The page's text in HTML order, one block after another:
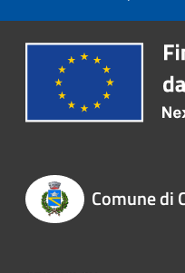
Comune di